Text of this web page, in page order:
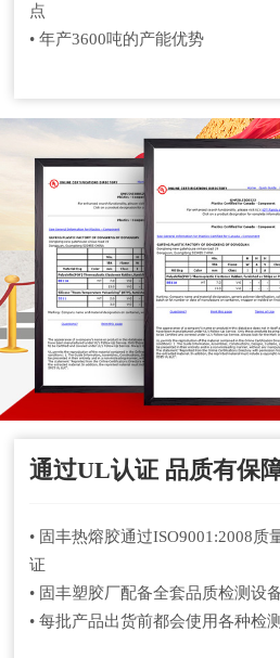
点
• 年产3600吨的产能优势
通过UL认证 品质有保
• 固丰热熔胶通过ISO9001:2008质
证
• 固丰塑胶厂配备全套品质检测设
• 每批产品出货前都会使用各种检